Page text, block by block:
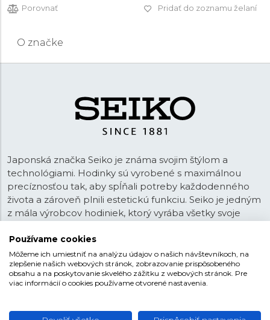
Porovnať Pridať do zoznamu želaní
O značke
Japonská značka Seiko je známa svojim štýlom a
technológiami. Hodinky sú vyrobené s maximálnou
precíznosťou tak, aby spĺňali potreby každodenného
života a zároveň plnili estetickú funkciu. Seiko je jedným
z mála výrobcov hodiniek, ktorý vyrába všetky svoje
subdodávateľov. Okrem prepracovaných číselníkov,
kvalitných strojčekov, puzdier a ďalších častí si Seiko vo
svojich továrňach vyrába napr. i mazivá používané v
hodinkách alebo luminiscenčné nátery. Maximálna
Zobraziť viac
Používame cookies
Môžeme ich umiestniť na analýzu údajov o našich návštevníkoch, na
zlepšenie našich webových stránok, zobrazovanie prispôsobeného
obsahu a na poskytovanie skvelého zážitku z webových stránok. Pre
viac informácií o cookies používame otvorené nastavenia.